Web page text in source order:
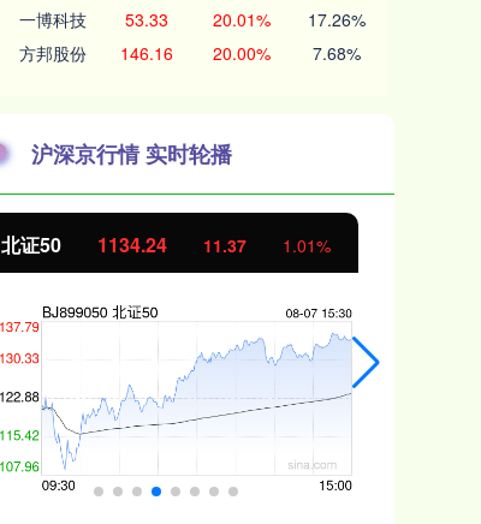
一博科技 53.33 20.01% 17.26%
方邦股份 146.16 20.00% 7.68%
沪深京行情 实时轮播
北证50 1134.24 11.37 1.01%